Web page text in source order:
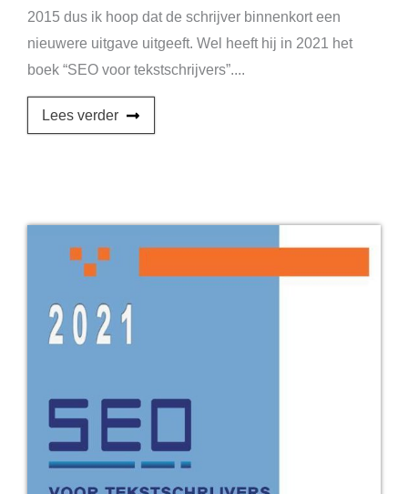
2015 dus ik hoop dat de schrijver binnenkort een
nieuwere uitgave uitgeeft. Wel heeft hij in 2021 het
boek “SEO voor tekstschrijvers”....
Lees verder